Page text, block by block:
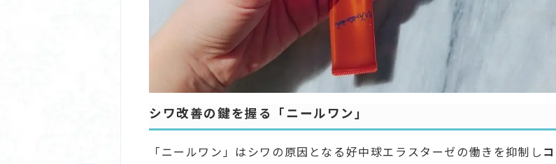
シワ改善の鍵を握る「ニールワン」
「ニールワン」はシワの原因となる好中球エラスターゼの働きを抑制し コ